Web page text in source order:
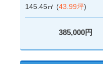
145.45㎡ (43.99坪)
385,000円